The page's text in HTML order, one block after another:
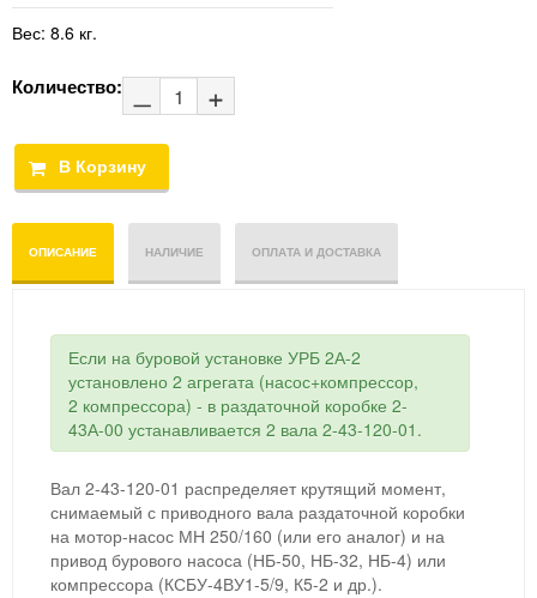
Вес: 8.6 кг.
Количество:
ОПИСАНИЕ НАЛИЧИЕ ОПЛАТА И ДОСТАВКА
Если на буровой установке УРБ 2А-2
установлено 2 агрегата (насос+компрессор,
2 компрессора) - в раздаточной коробке 2-
43А-00 устанавливается 2 вала 2-43-120-01.
Вал 2-43-120-01 распределяет крутящий момент,
снимаемый с приводного вала раздаточной коробки
на мотор-насос МН 250/160 (или его аналог) и на
привод бурового насоса (НБ-50, НБ-32, НБ-4) или
компрессора (КСБУ-4ВУ1-5/9, К5-2 и др.).